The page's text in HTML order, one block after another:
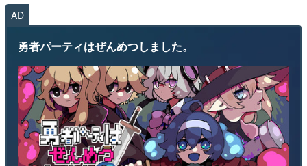
AD
勇者パーティはぜんめつしました。